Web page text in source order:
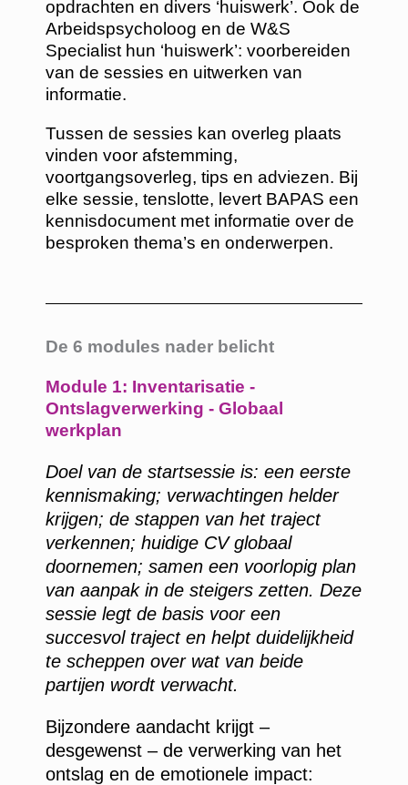
opdrachten en divers ‘huiswerk’. Ook de
Arbeidspsycholoog en de W&S
Specialist hun ‘huiswerk’: voorbereiden
van de sessies en uitwerken van
informatie.
Tussen de sessies kan overleg plaats
vinden voor afstemming,
voortgangsoverleg, tips en adviezen. Bij
elke sessie, tenslotte, levert BAPAS een
kennisdocument met informatie over de
besproken thema’s en onderwerpen.
De 6 modules nader belicht
Module 1: Inventarisatie -
Ontslagverwerking - Globaal
werkplan
Doel van de startsessie is: een eerste
kennismaking; verwachtingen helder
krijgen; de stappen van het traject
verkennen; huidige CV globaal
doornemen; samen een voorlopig plan
van aanpak in de steigers zetten. Deze
sessie legt de basis voor een
succesvol traject en helpt duidelijkheid
te scheppen over wat van beide
partijen wordt verwacht.
Bijzondere aandacht krijgt –
desgewenst – de verwerking van het
ontslag en de emotionele impact: